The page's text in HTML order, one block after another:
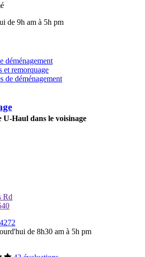
de 9h am à 5h pm
déménagement
et remorquage
de déménagement
U-Haul dans le voisinage
Rd
de 8h30 am à 5h pm